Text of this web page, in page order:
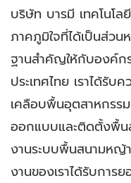
บริษัท บารมี เทคโนโ
ภาคภูมิใจที่ได้เป็นส่ว
ฐานสำคัญให้กับองค์ก
ประเทศไทย เราได้รับ
เคลือบพื้นอุตสาหกรร
ออกแบบและติดตั้งพื้น
งานระบบพื้นสนามหญ้
งานของเราได้รับการ